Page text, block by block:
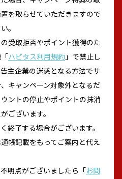
を取らせていただきますので
。
受取拒否やポイント獲得のた
ハピタス利用規約 」で禁止し
主企業の迷惑となる方法でサ
キャンペーン対象外となるだ
ントの停止やポイントの抹消
ございます。
終了する場合がございます。
帳記載をもってご案内と代え
明点がございましたら「お問